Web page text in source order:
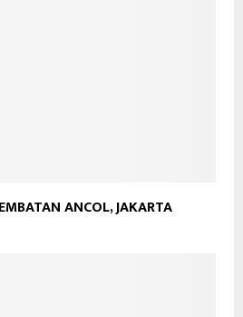
ANCOL, JAKARTA